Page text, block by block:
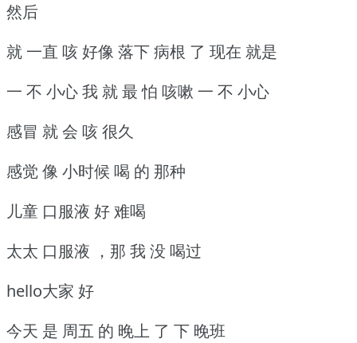
然后
就 一直 咳 好像 落下 病根 了 现在 就是
一 不 小心 我 就 最 怕 咳嗽 一 不 小心
感冒 就 会 咳 很久
感觉 像 小时候 喝 的 那种
儿童 口服液 好 难喝
太太 口服液 ，那 我 没 喝过
hello大家 好
今天 是 周五 的 晚上 了 下 晚班